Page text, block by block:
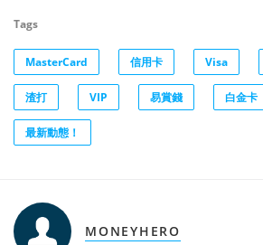
Tags
MasterCard 信用卡 Visa
渣打 VIP 易賞錢 白金卡
最新動態！
MONEYHERO